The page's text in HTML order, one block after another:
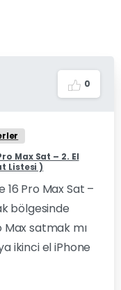
0
Max Sat – 2. El
Listesi )
16 Pro Max Sat –
bölgesinde
Max satmak mı
ikinci el iPhone